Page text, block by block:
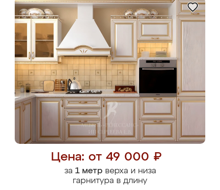
Цена: от 49 000 ₽
за 1 метрверха и низа
гарнитура в длину